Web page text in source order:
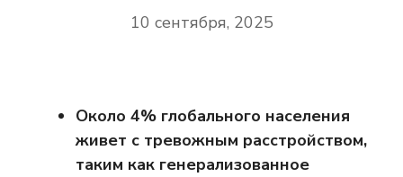
10 сентября, 2025
Около 4% глобального населения
живет с тревожным расстройством,
таким как генерализованное